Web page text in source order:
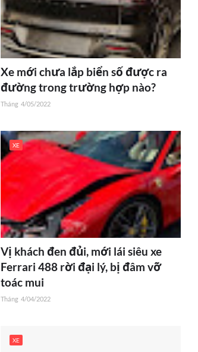
Xe mới chưa lắp biển số được ra
đường trong trường hợp nào?
Tháng 4/05/2022
XE
Vị khách đen đủi, mới lái siêu xe
Ferrari 488 rời đại lý, bị đâm vỡ
toác mui
Tháng 4/04/2022
XE